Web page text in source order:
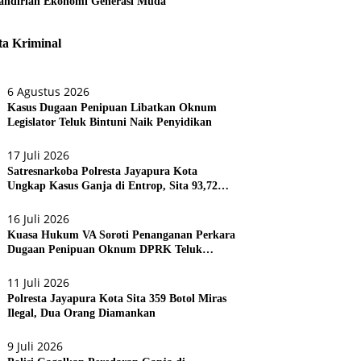
Kriminal
6 Agustus 2026
Kasus Dugaan Penipuan Libatkan Oknum
Legislator Teluk Bintuni Naik Penyidikan
17 Juli 2026
Satresnarkoba Polresta Jayapura Kota
Ungkap Kasus Ganja di Entrop, Sita 93,72
16 Juli 2026
Kuasa Hukum VA Soroti Penanganan Perkara
Dugaan Penipuan Oknum DPRK Teluk
11 Juli 2026
Polresta Jayapura Kota Sita 359 Botol Miras
Ilegal, Dua Orang Diamankan
9 Juli 2026